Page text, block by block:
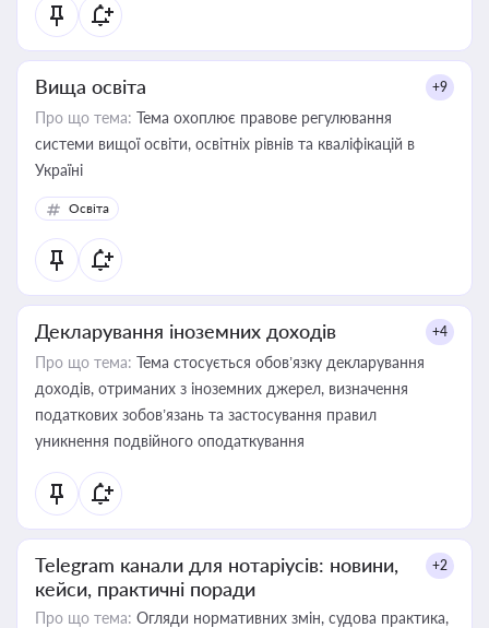
Вища освіта +9
Про що тема: Тема охоплює правове регулювання
системи вищої освіти, освітніх рівнів та кваліфікацій в
Україні
Освіта
Декларування іноземних доходів +4
Про що тема: Тема стосується обов’язку декларування
доходів, отриманих з іноземних джерел, визначення
податкових зобов’язань та застосування правил
уникнення подвійного оподаткування
Telegram канали для нотаріусів: новини,
кейси, практичні поради
+2
Про що тема: Огляди нормативних змін, судова практика,